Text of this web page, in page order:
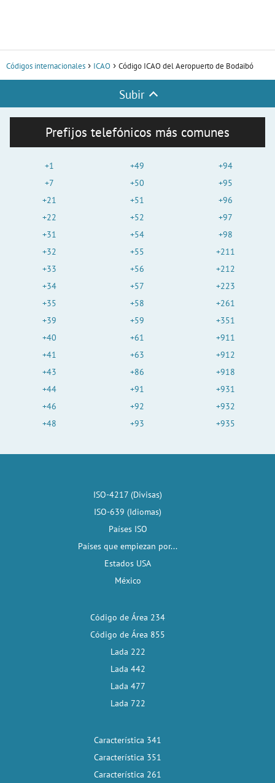
Códigos internacionales ICAO Código ICAO del Aeropuerto de Bodaibó
Subir
Prefijos telefónicos más comunes
+1
+7
+21
+22
+31
+32
+33
+34
+35
+39
+40
+41
+43
+44
+46
+48
+49
+50
+51
+52
+54
+55
+56
+57
+58
+59
+61
+63
+86
+91
+92
+93
+94
+95
+96
+97
+98
+211
+212
+223
+261
+351
+911
+912
+918
+931
+932
+935
ISO-4217 (Divisas)
ISO-639 (Idiomas)
Países ISO
Países que empiezan por...
Estados USA
México
Código de Área 234
Código de Área 855
Lada 222
Lada 442
Lada 477
Lada 722
Característica 341
Característica 351
Característica 261